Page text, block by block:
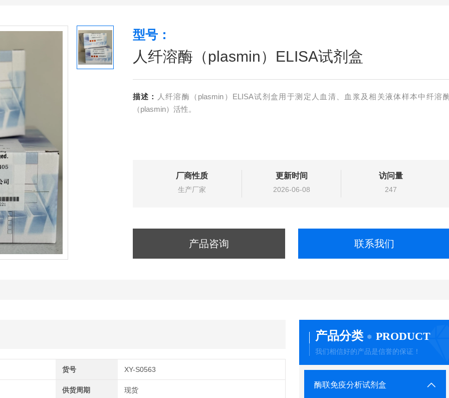
型号：
人纤溶酶（plasmin）ELISA试剂盒
描述：
人纤溶酶（plasmin）ELISA试剂盒用于测定人血清、血浆及相关液体样本中纤溶
（plasmin）活性。
厂商性质
生产厂家
更新时间
2026-06-08
访问量
247
产品咨询 联系我们
货号 XY-S0563
供货周期 现货
产品分类 PRODUCT
我们相信好的产品是信誉的保证！
酶联免疫分析试剂盒